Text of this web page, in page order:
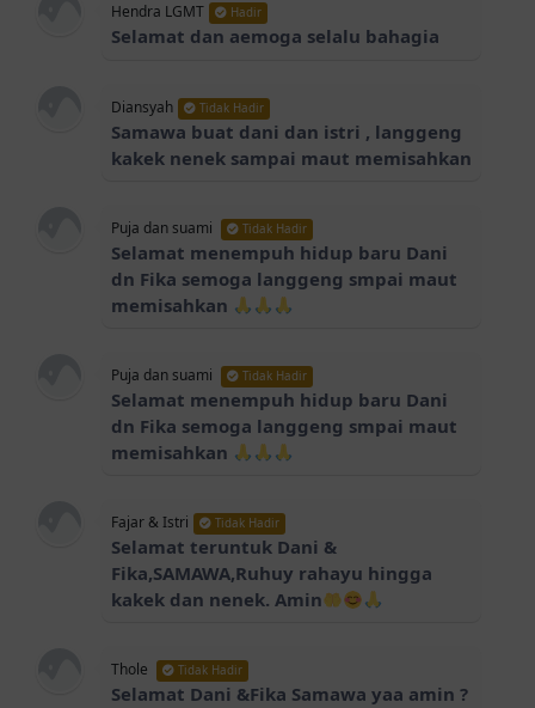
Hendra LGMT Hadir
Selamat dan aemoga selalu bahagia
Diansyah Tidak Hadir
Samawa buat dani dan istri , langgeng
kakek nenek sampai maut memisahkan
Puja dan suami Tidak Hadir
Selamat menempuh hidup baru Dani
dn Fika semoga langgeng smpai maut
memisahkan
Puja dan suami Tidak Hadir
Selamat menempuh hidup baru Dani
dn Fika semoga langgeng smpai maut
memisahkan
Fajar & Istri Tidak Hadir
Selamat teruntuk Dani &
Fika,SAMAWA,Ruhuy rahayu hingga
kakek dan nenek. Amin
Thole Tidak Hadir
Selamat Dani &Fika Samawa yaa amin ?